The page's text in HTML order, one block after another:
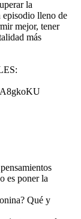
la
episodio lleno de
mejor, tener
más
es poner la
Qué y